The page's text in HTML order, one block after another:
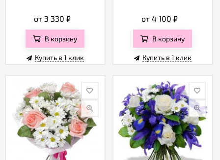
от 3 330 ₽
В корзину
Купить в 1 клик
от 4 100₽
В корзину
Купить в 1 клик